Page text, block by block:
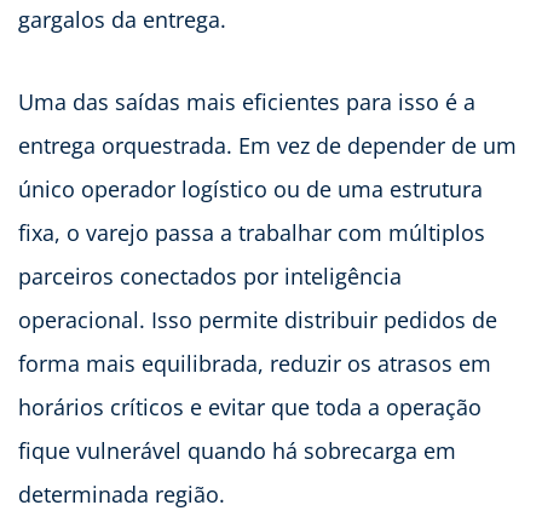
gargalos da entrega.
Uma das saídas mais eficientes para isso é a
entrega orquestrada. Em vez de depender de um
único operador logístico ou de uma estrutura
fixa, o varejo passa a trabalhar com múltiplos
parceiros conectados por inteligência
operacional. Isso permite distribuir pedidos de
forma mais equilibrada, reduzir os atrasos em
horários críticos e evitar que toda a operação
fique vulnerável quando há sobrecarga em
determinada região.